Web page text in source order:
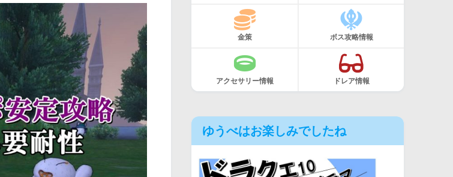
金策 ボス攻略情報
アクセサリー情報 ドレア情報
ゆうべはお楽しみでしたね